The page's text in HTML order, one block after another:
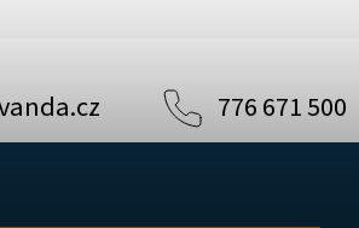
776 671 500